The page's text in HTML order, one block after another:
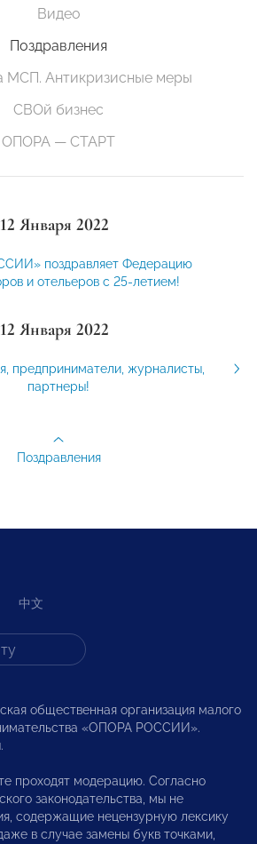
Видео
Поздравления
МСП. Антикризисные меры
СВОй бизнес
ОПОРА — СТАРТ
12 Января 2022
поздравляет Федерацию
и отельеров с 25-летием!
12 Января 2022
предприниматели, журналисты,
партнеры!
Поздравления
中文
общественная организация малого
«ОПОРА РОССИИ».
проходят модерацию. Согласно
законодательства, мы не
содержащие нецензурную лексику
в случае замены букв точками,